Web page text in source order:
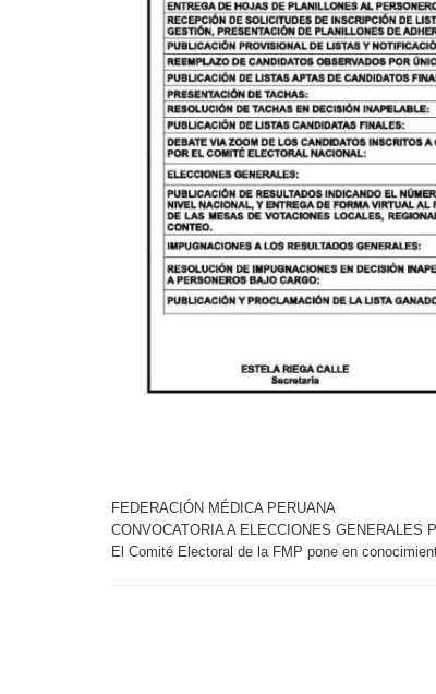
FEDERACIÓN MÉDICA PERUANA
CONVOCATORIA A ELECCIONES GENERALES
El Comité Electoral de la FMP pone en